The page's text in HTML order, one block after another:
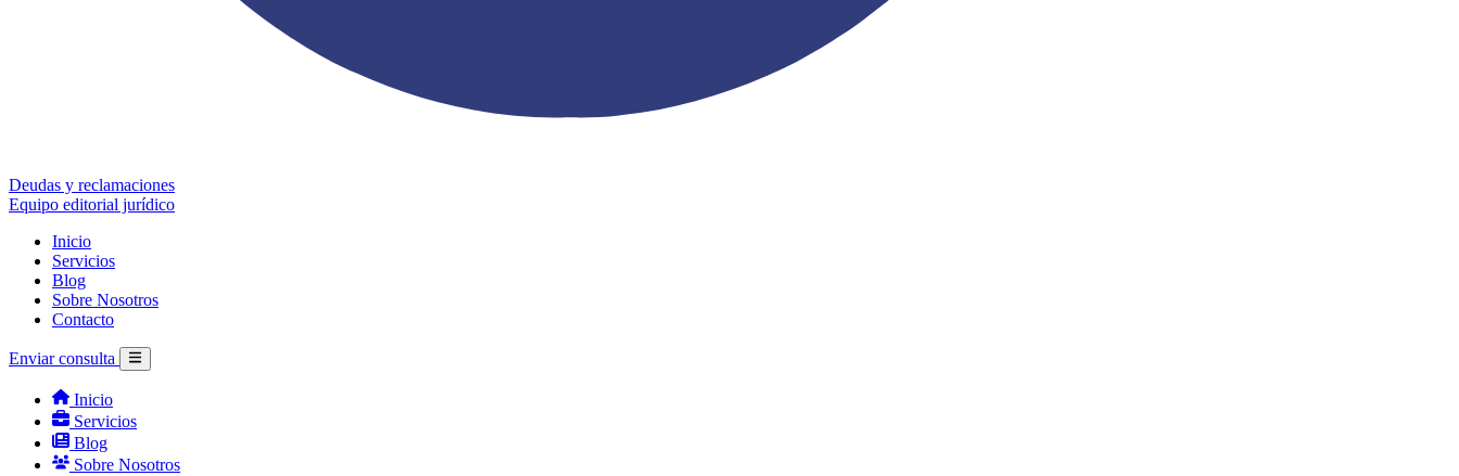
Deudas y reclamaciones
Equipo editorial jurídico
Inicio
Servicios
Blog
Sobre Nosotros
Contacto
Enviar consulta
Inicio
Servicios
Blog
Sobre Nosotros